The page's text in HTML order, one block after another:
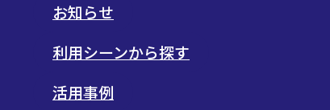
お知らせ
利用シーンから探す
活用事例